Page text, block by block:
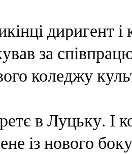
диригент
за
коледжу
в Луцьку. І
із нового